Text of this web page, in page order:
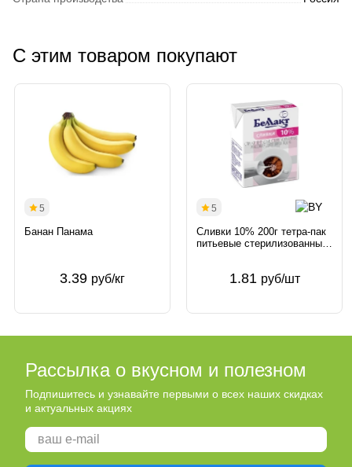
С этим товаром покупают
5
Банан Панама
3.39 руб/кг
5
Сливки 10% 200г тетра-пак
питьевые стерилизованные
1.81 руб/шт
Рассылка о вкусном и полезном
Подпишитесь и узнавайте первыми о всех наших скидках
и актуальных акциях